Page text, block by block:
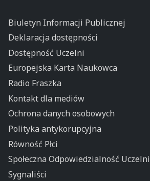
Biuletyn Informacji Publicznej
Deklaracja dostępności
Dostępność Uczelni
Europejska Karta Naukowca
Radio Fraszka
Kontakt dla mediów
Ochrona danych osobowych
Polityka antykorupcyjna
Równość Płci
Społeczna Odpowiedzialność Uczelni
Sygnaliści